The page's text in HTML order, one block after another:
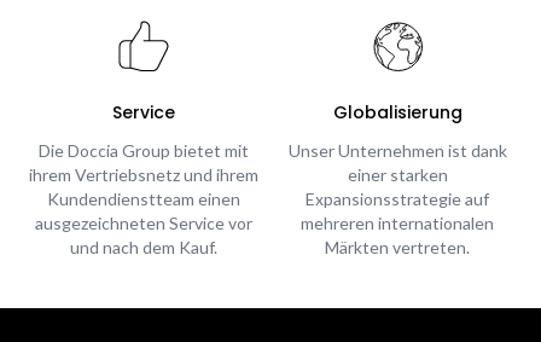
Service
Die Doccia Group bietet mit
ihrem Vertriebsnetz und ihrem
Kundendienstteam einen
ausgezeichneten Service vor
und nach dem Kauf.
Globalisierung
Unser Unternehmen ist dank
einer starken
Expansionsstrategie auf
mehreren internationalen
Märkten vertreten.